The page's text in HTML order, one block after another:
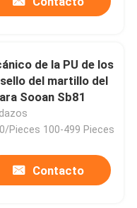
de la PU de los
del martillo del
Sooan Sb81
Pieces 100-499 Pieces
Contacto